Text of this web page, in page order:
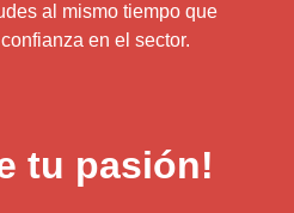
al mismo tiempo que
en el sector.
tu pasión!